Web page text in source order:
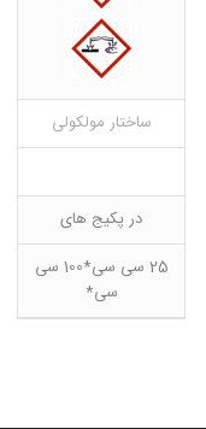
ساختار مولکولی
در پکیج های
25 سی سی*100 سی
سی*